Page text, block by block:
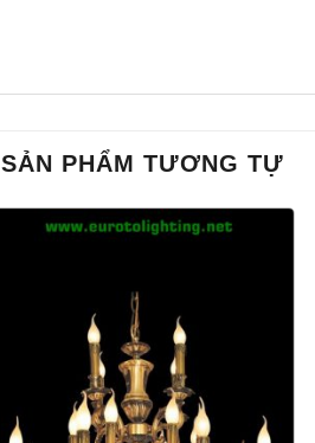
SẢN PHẨM TƯƠNG TỰ